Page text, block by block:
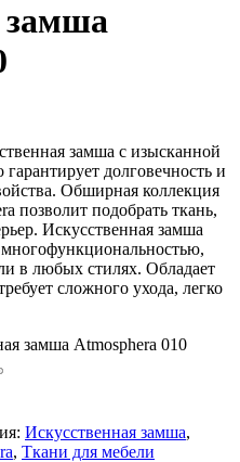
замша
замша с изысканной
долговечность и
Обширная коллекция
позволит подобрать ткань,
Искусственная замша
многофункциональностью,
в любых стилях. Обладает
сложного ухода, легко
замша Atmosphera 010
Искусственная замша,
, Ткани для мебели